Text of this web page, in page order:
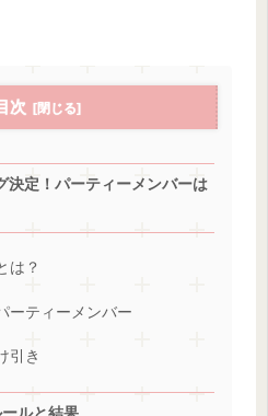
次
決定！パーティーメンバーは
は？
ーティーメンバー
引き